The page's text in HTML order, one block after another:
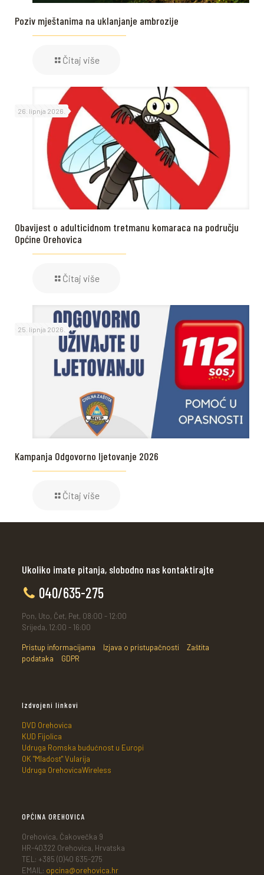
Poziv mještanima na uklanjanje ambrozije
Čitaj više
26. lipnja 2026.
Obavijest o adulticidnom tretmanu komaraca na području
Općine Orehovica
Čitaj više
25. lipnja 2026.
Kampanja Odgovorno ljetovanje 2026
Čitaj više
Ukoliko imate pitanja, slobodno nas kontaktirajte
040/635-275
Pon, Uto, Čet, Pet, 08:00 - 12:00
Srijeda, 12:00 - 16:00
Pristup informacijama Izjava o pristupačnosti
Zaštita
podataka
GDPR
Izdvojeni linkovi
DVD Orehovica
KUD Fijolica
Udruga Romska budućnost u Europi
OK "Mladost" Vularija
Udruga OrehovicaWireless
OPĆINA OREHOVICA
Orehovica, Čakovečka 9
HR-40322 Orehovica, Hrvatska
TEL: +385 (0)40 635-275
EMAIL: opcina@orehovica.hr